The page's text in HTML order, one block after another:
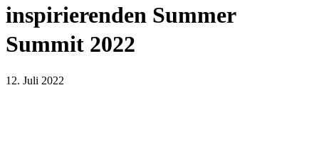
inspirierenden Summer
Summit 2022
12. Juli 2022